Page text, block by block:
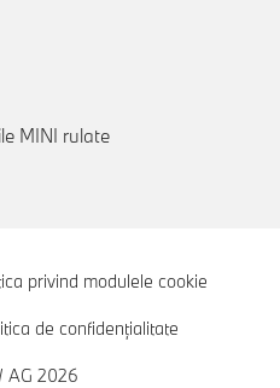
MINI rulate
privind modulele cookie
de confidenţialitate
AG 2026